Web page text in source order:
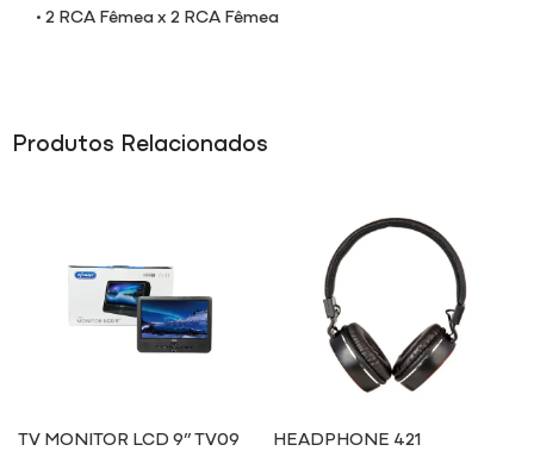
• 2 RCA Fêmea x 2 RCA Fêmea
Produtos Relacionados
TV MONITOR LCD 9” TV09
HEADPHONE 421